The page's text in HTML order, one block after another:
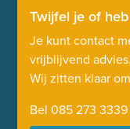
Twijfel je of
Je kunt contact
vrijblijvend
Wij zitten klaar
Bel 085 273 3339